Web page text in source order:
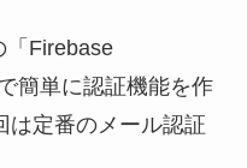
「Firebase
簡単に認証機能を作
は定番のメール認証